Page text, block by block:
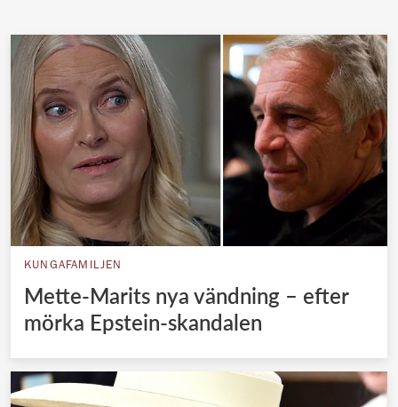
Danska kungahuset
Spanska kungahuset
Nederländska kungahuset
Belgiska kungahuset
Jordanska kungahuset
Luxemburgska storhertighuset
Japanska kejsarhuset
Marockanska kungahuset
KUNGAFAMILJEN
Mette-Marits nya vändning – efter
mörka Epstein-skandalen